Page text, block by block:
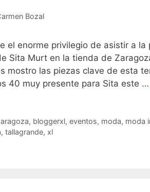
Bozal
el enorme privilegio de asistir a la
Sita Murt en la tienda de
mostro las piezas clave de esta
40 muy presente para Sita este …
, bloggerxl, eventos, moda, moda
, tallagrande, xl